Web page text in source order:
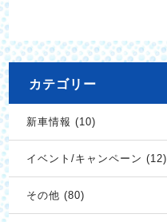
カテゴリー
新車情報 (10)
イベント/キャンペーン (12)
その他 (80)